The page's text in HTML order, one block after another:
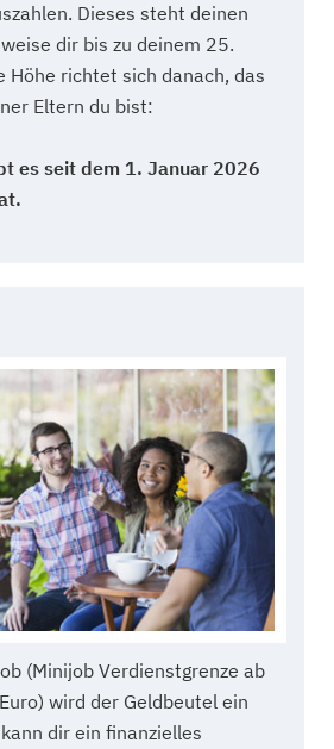
Dieses steht deinen
dir bis zu deinem 25.
Höhe richtet sich danach, das
Eltern du bist:
es seit dem 1. Januar 2026
(Minijob Verdienstgrenze ab
wird der Geldbeutel ein
dir ein finanzielles